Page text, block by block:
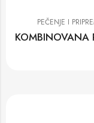
PEČENJE I